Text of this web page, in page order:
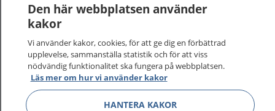
1177 på flera språk
Om 1177
Kontakt Visa
Den här webbplatsen använder
kakor
Vi använder kakor, cookies, för att ge dig en förbättrad
upplevelse, sammanställa statistik och för att viss
nödvändig funktionalitet ska fungera på webbplatsen.
Läs mer om hur vi använder kakor
HANTERA KAKOR